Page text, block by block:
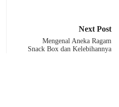
Next Post
Mengenal Aneka Ragam
Snack Box dan Kelebihannya